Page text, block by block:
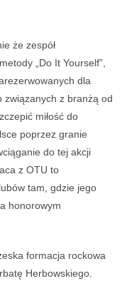
że zespół
„Do It Yourself”,
dla
związanych z branżą od
miłość do
poprzez granie
do tej akcji
z OTU to
tam, gdzie jego
honorowym
formacja rockowa
Herbowskiego.